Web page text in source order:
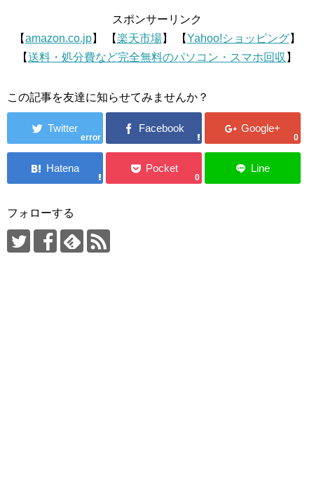
スポンサーリンク
【amazon.co.jp】 【楽天市場】 【Yahoo!ショッピング】
【送料・処分費など完全無料のパソコン・スマホ回収 】
この記事を友達に知らせてみませんか？
error 0
0
フォローする